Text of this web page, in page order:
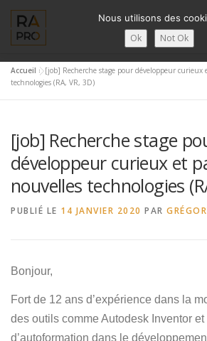
contenu
LA RÉALITÉ AUGMENTÉE ?
SERVICES RA’PRO ACTUALITÉ
CONTACTS FRANÇAIS
简体中文
Accueil »[job] Recherche stage pour développeur curieux
technologies (RA, VR, 3D)
[job] Recherche stage
développeur curieux et
nouvelles technologies
PUBLIÉ LE 14 JANVIER 2020 PAR
Bonjour,
Fort de 12 ans d’expérience dans la
des outils comme Autodesk Inventor et
d’autoformation dans le
Nous utilisons des
Ok Not Ok